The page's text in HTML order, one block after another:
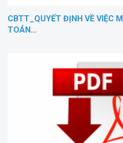
CBTT_QUYẾT ĐỊNH VỀ VIỆC
TOÁN...